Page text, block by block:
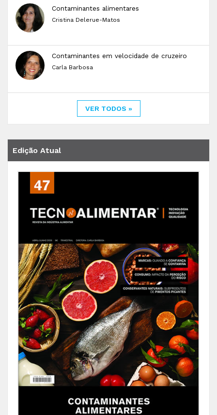
Contaminantes alimentares
Cristina Delerue-Matos
Contaminantes em velocidade de cruzeiro
Carla Barbosa
VER TODOS »
Edição Atual